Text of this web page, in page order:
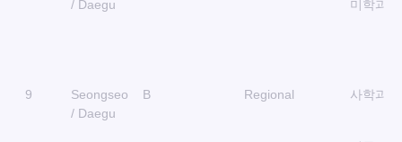
/ Daegu
미학과
9
Seongseo
/ Daegu
B Regional 사학과